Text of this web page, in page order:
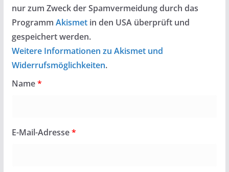
nur zum Zweck der Spamvermeidung durch das
Programm Akismetin den USA überprüft und
gespeichert werden.
Weitere Informationen zu Akismet und
Widerrufsmöglichkeiten.
Name*
E-Mail-Adresse*